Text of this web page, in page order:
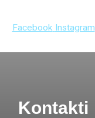
Facebook Instagram
Kontakti